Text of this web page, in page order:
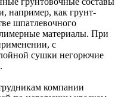
например, как грунт-
шпатлевочного
материалы. При
с
сушки негорючие
компании